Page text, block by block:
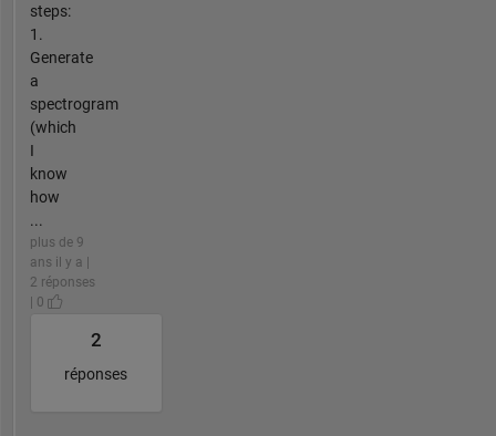
steps:
1.
Generate
a
spectrogram
(which
I
know
how
...
plus de 9
ans il y a |
2 réponses
| 0
2
réponses